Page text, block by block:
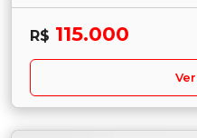
R$ 115.000